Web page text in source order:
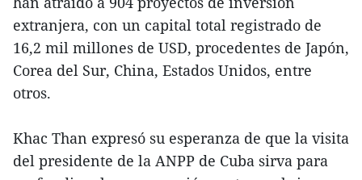
extranjera, con un capital total registrado de
16,2 mil millones de USD, procedentes de Japón,
Corea del Sur, China, Estados Unidos, entre
otros.
Khac Than expresó su esperanza de que la visita
del presidente de la ANPP de Cuba sirva para